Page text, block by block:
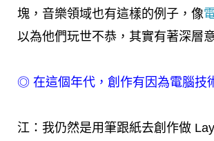
塊，音樂領域也有這樣的例子，像
以為他們玩世不恭，其實有著深層
◎ 在這個年代，創作有因為電腦技
江：我仍然是用筆跟紙去創作做